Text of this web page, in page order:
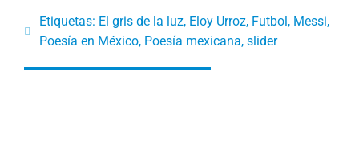
Etiquetas: El gris de la luz, Eloy Urroz, Futbol, Messi,
Poesía en México, Poesía mexicana, slider